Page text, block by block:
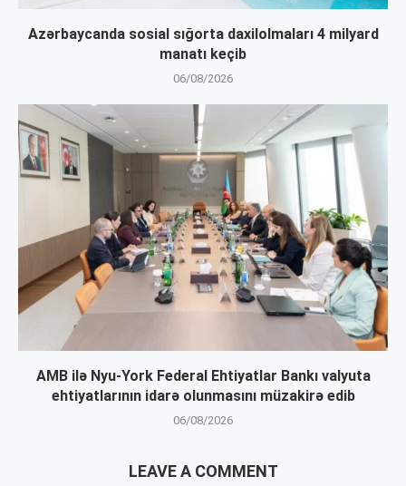
Azərbaycanda sosial sığorta daxilolmaları 4 milyard
manatı keçib
06/08/2026
AMB ilə Nyu-York Federal Ehtiyatlar Bankı valyuta
ehtiyatlarının idarə olunmasını müzakirə edib
06/08/2026
LEAVE A COMMENT